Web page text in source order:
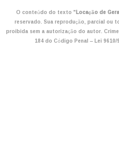
O conteúdo do texto "Locação de
reservado. Sua reprodução, parcial ou
proibida sem a autorização do autor.
184 do Código Penal –Lei